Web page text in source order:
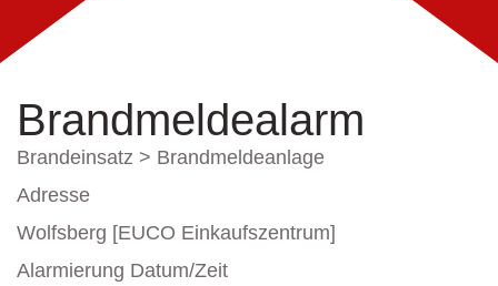
Brandmeldealarm
Brandeinsatz > Brandmeldeanlage
Adresse
Wolfsberg [EUCO Einkaufszentrum]
Alarmierung Datum/Zeit